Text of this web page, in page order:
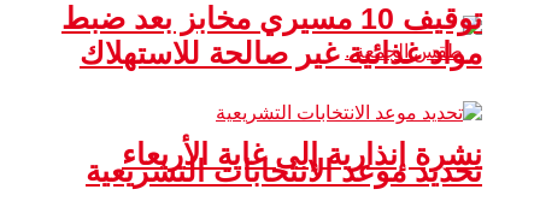
نشرة إنذارية إلى غاية الأربعاء
توقيف 10 مسيري مخابز بعد ضبط
مواد غذائية غير صالحة للاستهلاك
تحديد موعد الانتخابات التشريعية